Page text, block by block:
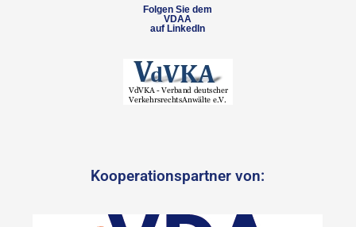
Folgen Sie dem
VDAA
auf LinkedIn
Kooperationspartner von: